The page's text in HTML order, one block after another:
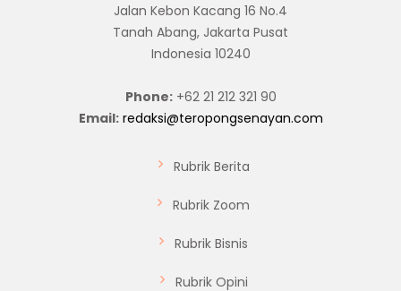
Jalan Kebon Kacang 16 No.4
Tanah Abang, Jakarta Pusat
Indonesia 10240
Phone:+62 21 212 321 90
Email: redaksi@teropongsenayan.com
Rubrik Berita
Rubrik Zoom
Rubrik Bisnis
Rubrik Opini